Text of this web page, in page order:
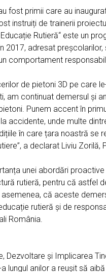
fost primii care au
instruiți de trainerii
Rutieră“ este un
2017, adresat
comportament
de pietoni 3D pe care
am continuat demersul și
Punem accent în
accidente, unde multe
în care țara noastră
a declarat Liviu Zorilă,
unei abordări
rutieră, pentru că astfel
că aceste
rutieră și de
România.
Dezvoltare și Implicarea
lungul anilor a reușit să